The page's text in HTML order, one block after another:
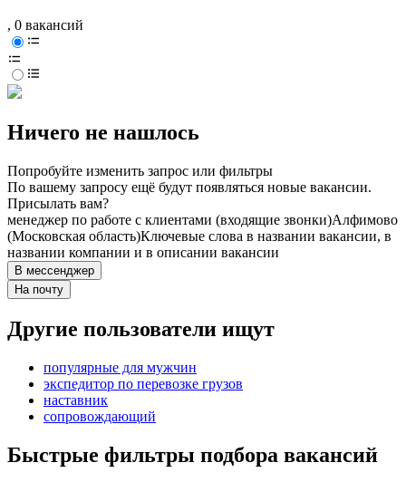
, 0 вакансий
Ничего не нашлось
Попробуйте изменить запрос или фильтры
По вашему запросу ещё будут появляться новые вакансии.
Присылать вам?
менеджер по работе с клиентами (входящие звонки)Алфимово
(Московская область)Ключевые слова в названии вакансии, в
названии компании и в описании вакансии
В мессенджер
На почту
Другие пользователи ищут
популярные для мужчин
экспедитор по перевозке грузов
наставник
сопровождающий
Быстрые фильтры подбора вакансий